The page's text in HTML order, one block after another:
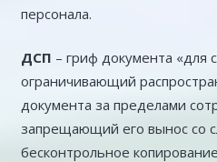
персонала.
ДСП – гриф документа «для
ограничивающий
документа за пределами
запрещающий его вынос со
бесконтрольное